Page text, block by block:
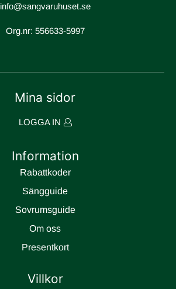
info@sangvaruhuset.se
Org.nr: 556633-5997
Mina sidor
LOGGA IN
Information
Rabattkoder
Sängguide
Sovrumsguide
Om oss
Presentkort
Villkor